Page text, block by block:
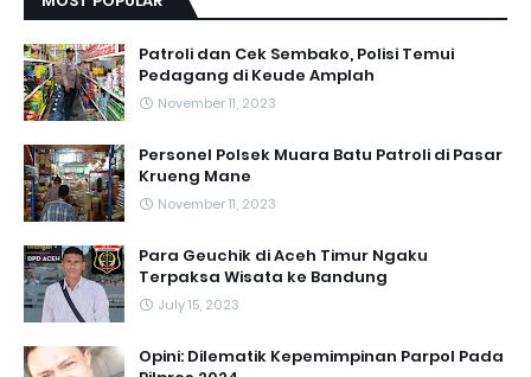
Patroli dan Cek Sembako, Polisi Temui
Pedagang di Keude Amplah
November 11, 2023
Personel Polsek Muara Batu Patroli di Pasar
Krueng Mane
November 11, 2023
Para Geuchik di Aceh Timur Ngaku
Terpaksa Wisata ke Bandung
July 15, 2023
Opini: Dilematik Kepemimpinan Parpol Pada